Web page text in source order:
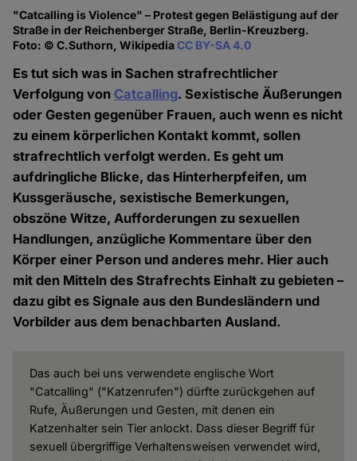
"Catcalling is Violence" – Protest gegen Belästigung auf der
Straße in der Reichenberger Straße, Berlin-Kreuzberg.
Foto: © C.Suthorn, WikipediaCC BY-SA 4.0
Es tut sich was in Sachen strafrechtlicher
Verfolgung von Catcalling. Sexistische Äußerungen
oder Gesten gegenüber Frauen, auch wenn es nicht
zu einem körperlichen Kontakt kommt, sollen
strafrechtlich verfolgt werden. Es geht um
aufdringliche Blicke, das Hinterherpfeifen, um
Kussgeräusche, sexistische Bemerkungen,
obszöne Witze, Aufforderungen zu sexuellen
Handlungen, anzügliche Kommentare über den
Körper einer Person und anderes mehr. Hier auch
mit den Mitteln des Strafrechts Einhalt zu gebieten –
dazu gibt es Signale aus den Bundesländern und
Vorbilder aus dem benachbarten Ausland.
Das auch bei uns verwendete englische Wort
"Catcalling" ("Katzenrufen") dürfte zurückgehen auf
Rufe, Äußerungen und Gesten, mit denen ein
Katzenhalter sein Tier anlockt. Dass dieser Begriff für
sexuell übergriffige Verhaltensweisen verwendet wird,